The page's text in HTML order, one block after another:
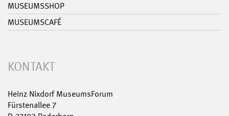
MUSEUMSSHOP
MUSEUMSCAFÉ
KONTAKT
Heinz Nixdorf MuseumsForum
Fürstenallee 7